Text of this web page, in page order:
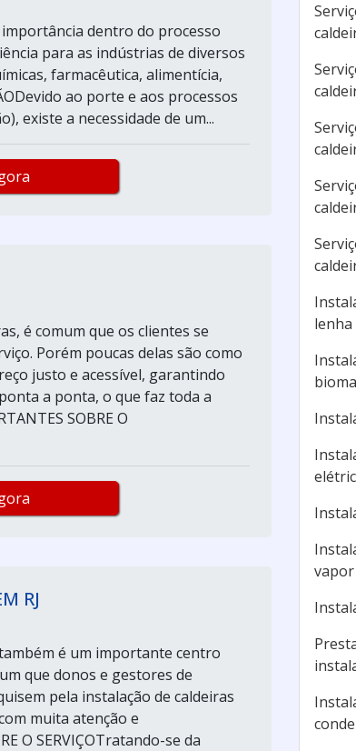
dentro do processo
para as indústrias de diversos
farmacêutica, alimentícia,
ao porte e aos processos
existe a necessidade de um...
é comum que os clientes se
Porém poucas delas são como
justo e acessível, garantindo
a ponta, o que faz toda a
SOBRE O
RJ
é um importante centro
que donos e gestores de
pela instalação de caldeiras
muita atenção e
O SERVIÇOTratando-se da
lenha
vapor